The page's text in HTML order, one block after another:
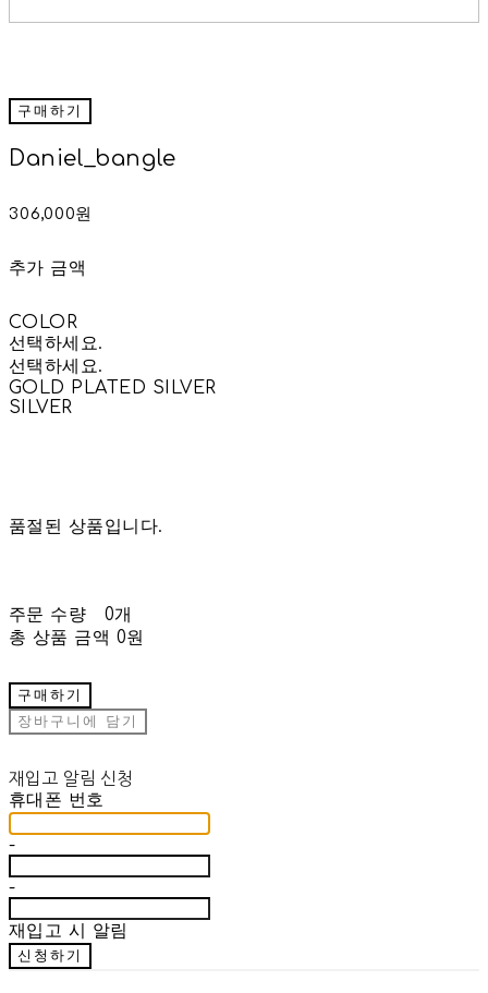
구매하기
Daniel_bangle
306,000원
추가 금액
COLOR
선택하세요.
선택하세요.
GOLD PLATED SILVER
SILVER
품절된 상품입니다.
주문 수량
0개
총 상품 금액 0원
구매하기
장바구니에 담기
재입고 알림 신청
휴대폰 번호
-
-
재입고 시 알림
신청하기